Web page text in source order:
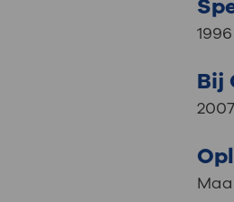
1996
Bij
2007